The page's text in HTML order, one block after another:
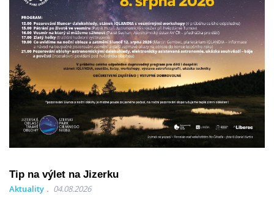
Tip na výlet na Jizerku
Aktuality 04.08.2026